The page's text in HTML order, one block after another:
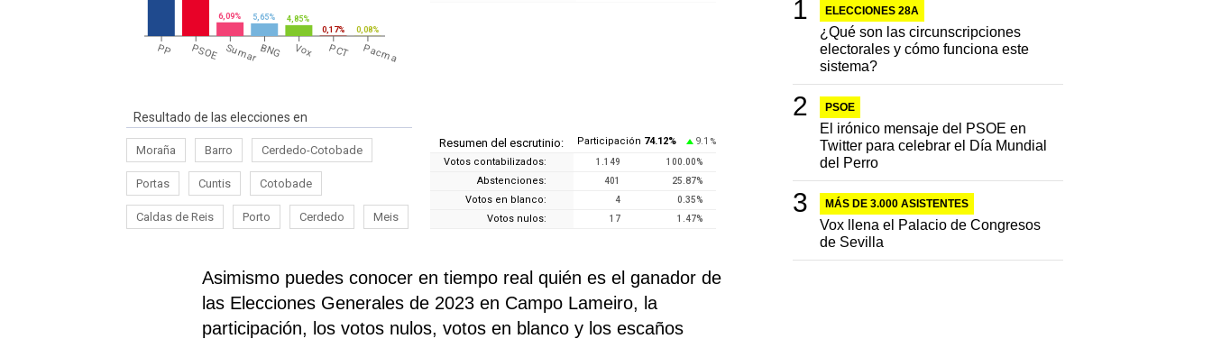
PP PSOE Sumar BNG Vox PCT Pacma
6,09% 5,65% 4,85%
0,17% 0,08%
Resultado de las elecciones en
Moraña Barro Cerdedo-Cotobade
Portas Cuntis Cotobade
Caldas de Reis Porto Cerdedo Meis
Resumen del escrutinio: Participación 74.12% 9.1 %
Votos contabilizados: 1.149 100.00%
Abstenciones: 401 25.87%
Votos en blanco: 4 0.35%
Votos nulos: 17 1.47%
Asimismo puedes conocer en tiempo real quién es el ganador de
las Elecciones Generales de 2023 en Campo Lameiro, la
participación, los votos nulos, votos en blanco y los escaños
ELECCIONES 28A
¿Qué son las circunscripciones
electorales y cómo funciona este
sistema?
PSOE
El irónico mensaje del PSOE en
Twitter para celebrar el Día Mundial
del Perro
MÁS DE 3.000 ASISTENTES
Vox llena el Palacio de Congresos
de Sevilla